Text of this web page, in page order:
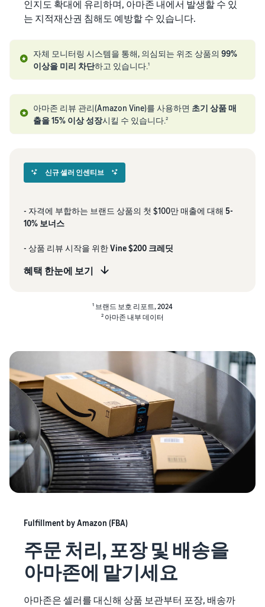
인지도 확대에 유리하며, 아마존 내에서 발생할 수 있
는 지적재산권 침해도 예방할 수 있습니다.
자체 모니터링 시스템을 통해, 의심되는 위조 상품의99%
이상을 미리 차단하고 있습니다.1
아마존 리뷰 관리(Amazon Vine)를 사용하면 초기 상품 매
출을 15% 이상 성장시킬 수 있습니다.2
신규 셀러 인센티브
- 자격에 부합하는 브랜드 상품의 첫 $100만 매출에 대해 5-
10% 보너스
- 상품 리뷰 시작을 위한Vine $200 크레딧
혜택 한눈에 보기
1 브랜드 보호 리포트, 2024
2 아마존 내부 데이터
Fulfillment by Amazon (FBA)
주문 처리, 포장 및 배송을
아마존에 맡기세요
아마존은 셀러를 대신해 상품 보관부터 포장, 배송까